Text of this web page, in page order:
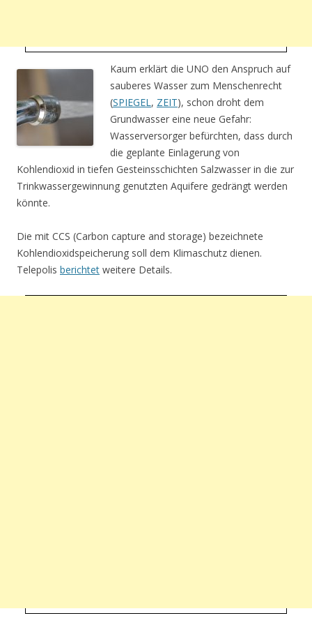
Kaum erklärt die UNO den Anspruch auf
sauberes Wasser zum Menschenrecht
(SPIEGEL, ZEIT), schon droht dem
Grundwasser eine neue Gefahr:
Wasserversorger befürchten, dass durch
die geplante Einlagerung von
Kohlendioxid in tiefen Gesteinsschichten Salzwasser in die zur
Trinkwassergewinnung genutzten Aquifere gedrängt werden
könnte.
Die mit CCS (Carbon capture and storage) bezeichnete
Kohlendioxidspeicherung soll dem Klimaschutz dienen.
Telepolis berichtet weitere Details.